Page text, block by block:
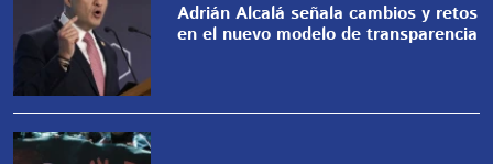
Adrián Alcalá señala cambios y retos
en el nuevo modelo de transparencia